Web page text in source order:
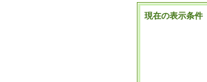
現在の表示条件